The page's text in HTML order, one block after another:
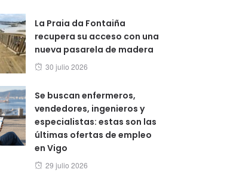
La Praia da Fontaiña
recupera su acceso con una
nueva pasarela de madera
Posted
30 julio 2026
Se buscan enfermeros,
vendedores, ingenieros y
especialistas: estas son las
últimas ofertas de empleo
en Vigo
Posted
29 julio 2026